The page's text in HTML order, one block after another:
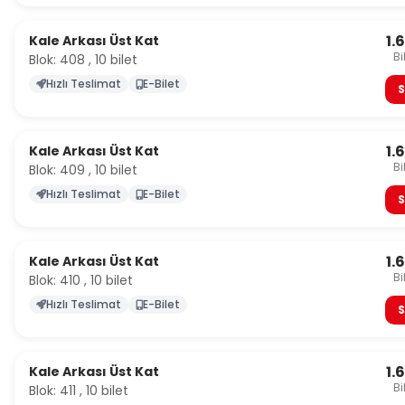
Kale Arkası Üst Kat
Blok: 408 , 10 bilet
Hızlı Teslimat
E-Bilet
Kale Arkası Üst Kat
Blok: 409 , 10 bilet
Hızlı Teslimat
E-Bilet
Kale Arkası Üst Kat
Blok: 410 , 10 bilet
Hızlı Teslimat
E-Bilet
Kale Arkası Üst Kat
Blok: 411 , 10 bilet